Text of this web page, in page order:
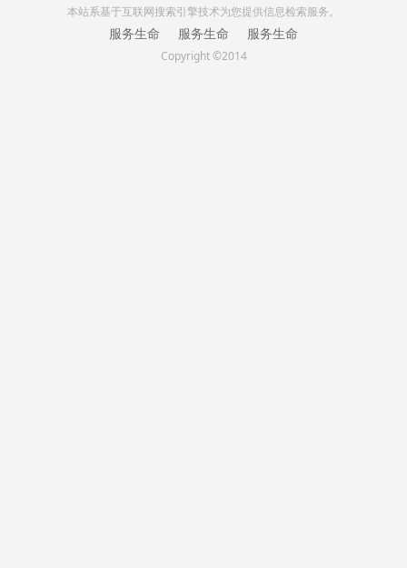
本站系基于互联网搜索引擎技术为您提供信息检索服务。
服务生命 服务生命 服务生命
Copyright ©2014